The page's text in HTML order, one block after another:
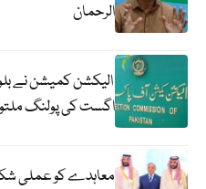
الرحمان
اگست کی پولنگ
معاہدے کو عملی